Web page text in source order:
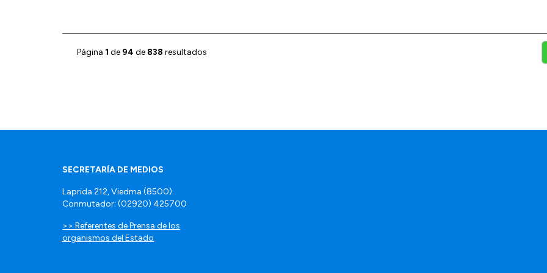
Página 1 de 94 de 838 resultados
SECRETARÍA DE MEDIOS
Laprida 212, Viedma (8500).
Conmutador: (02920) 425700
>> Referentes de Prensa de los
organismos del Estado